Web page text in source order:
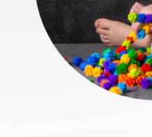
szczegóły
2017
MAC
Technologie
Dydaktyka